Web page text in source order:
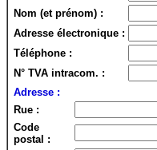
Nom (et prénom) :
Adresse électronique :
Téléphone :
N° TVA intracom. :
Adresse :
Rue :
Code
postal :